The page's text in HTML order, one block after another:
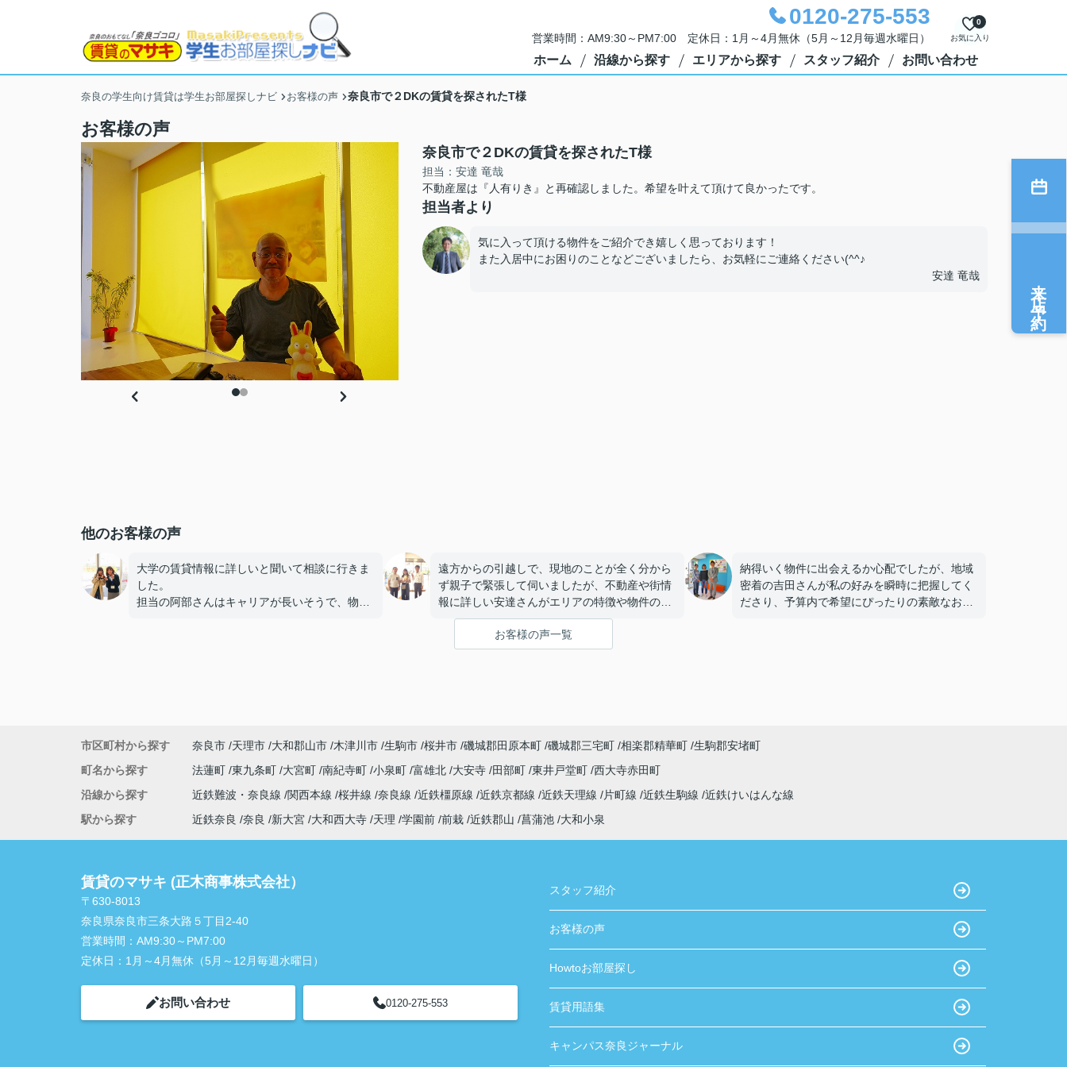
0120-275-553
営業時間：AM9:30～PM7:00 定休日：1月～4月無休（5月～12月毎週水曜日） お気に入り
0
ホーム 沿線から探す エリアから探す スタッフ紹介 お問い合わせ
奈良の学生向け賃貸は学生お部屋探しナビ お客様の声 奈良市で２DKの賃貸を探されたT様
お客様の声
奈良市で２DKの賃貸を探されたT様
担当：安達 竜哉
不動産屋は『人有りき』と再確認しました。希望を叶えて頂けて良かったです。
担当者より
気に入って頂ける物件をご紹介でき嬉しく思っております！
また入居中にお困りのことなどございましたら、お気軽にご連絡ください(^^♪
安達 竜哉
他のお客様の声
大学の賃貸情報に詳しいと聞いて相談に行きま
した。
担当の阿部さんはキャリアが長いそうで、物件
遠方からの引越しで、現地のことが全く分から
ず親子で緊張して伺いましたが、不動産や街情
報に詳しい安達さんがエリアの特徴や物件の構
造まで丁寧に説明していただき、うれしかった
私たちのペースに合わせて優しく対応してくだ
納得いく物件に出会えるか心配でしたが、地域
密着の吉田さんが私の好みを瞬時に把握してく
ださり、予算内で希望にぴったりの素敵なお部
お客様の声一覧
来店予約
市区町村から探す 奈良市 天理市 大和郡山市 木津川市 生駒市 桜井市 磯城郡田原本町 磯城郡三宅町 相楽郡精華町 生駒郡安堵町
町名から探す
法蓮町 東九条町 大宮町 南紀寺町 小泉町 富雄北 大安寺 田部町 東井戸堂町 西大寺赤田町
沿線から探す
近鉄難波・奈良線 関西本線 桜井線 奈良線 近鉄橿原線 近鉄京都線 近鉄天理線 片町線 近鉄生駒線 近鉄けいはんな線
駅から探す
近鉄奈良 奈良 新大宮 大和西大寺 天理 学園前 前栽 近鉄郡山 菖蒲池 大和小泉
賃貸のマサキ (正木商事株式会社）
〒630-8013
奈良県奈良市三条大路５丁目2-40
営業時間： AM9:30～PM7:00
定休日： 1月～4月無休（5月～12月毎週水曜日）
お問い合わせ 0120-275-553
スタッフ紹介
お客様の声
Howtoお部屋探し
賃貸用語集
キャンパス奈良ジャーナル